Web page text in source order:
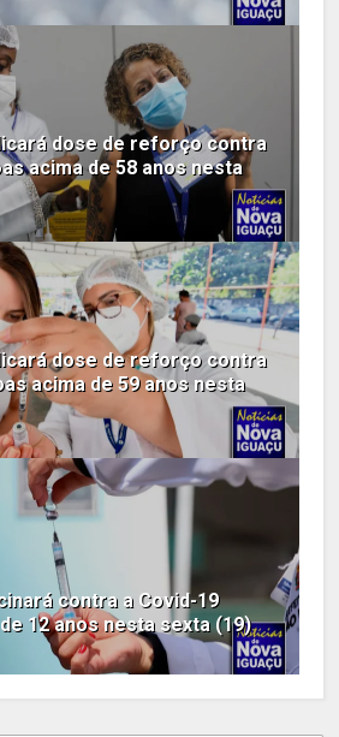
dose de reforço contra
acima de 58 anos nesta
dose de reforço contra
acima de 59 anos nesta
contra a Covid-19
12 anos nesta sexta (19)